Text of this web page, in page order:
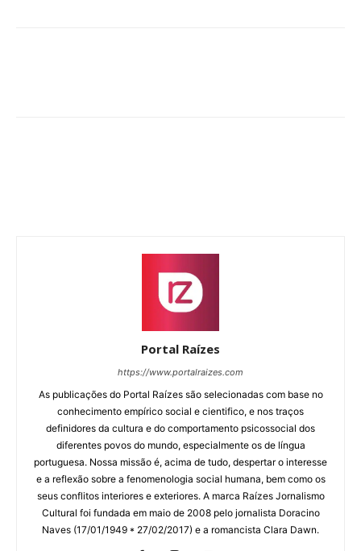
Portal Raízes
https://www.portalraizes.com
As publicações do Portal Raízes são selecionadas com base no
conhecimento empírico social e cientifico, e nos traços
definidores da cultura e do comportamento psicossocial dos
diferentes povos do mundo, especialmente os de língua
portuguesa. Nossa missão é, acima de tudo, despertar o interesse
e a reflexão sobre a fenomenologia social humana, bem como os
seus conflitos interiores e exteriores. A marca Raízes Jornalismo
Cultural foi fundada em maio de 2008 pelo jornalista Doracino
Naves (17/01/1949 * 27/02/2017) e a romancista Clara Dawn.